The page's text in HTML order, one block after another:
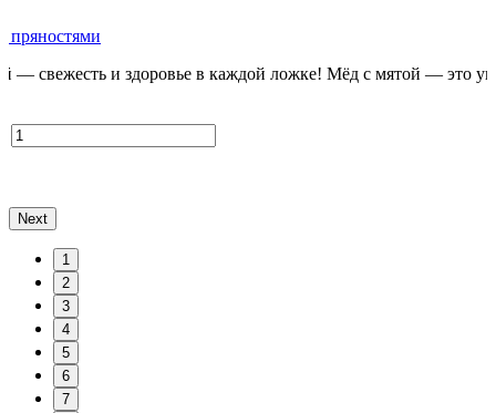
пряностями
— свежесть и здоровье в каждой ложке! Мёд с мятой — это
Next
1
2
3
4
5
6
7